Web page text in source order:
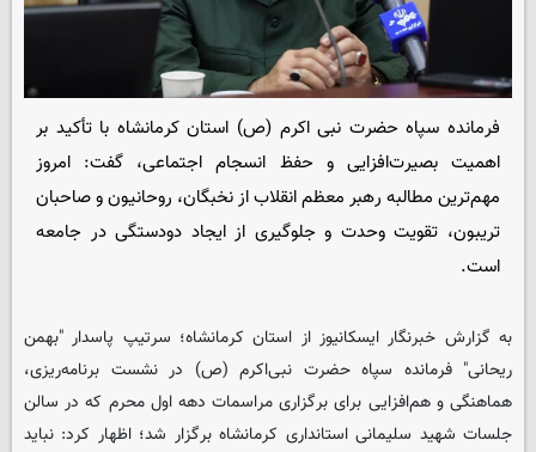
فرمانده سپاه حضرت نبی اکرم (ص) استان کرمانشاه با تأکید بر
اهمیت بصیرت‌افزایی و حفظ انسجام اجتماعی، گفت: امروز
مهم‌ترین مطالبه رهبر معظم انقلاب از نخبگان، روحانیون و صاحبان
تریبون، تقویت وحدت و جلوگیری از ایجاد دودستگی در جامعه
است.
به گزارش خبرنگار ایسکانیوز از استان کرمانشاه؛ سرتیپ پاسدار "بهمن
ریحانی" فرمانده سپاه حضرت نبی‌اکرم (ص) در نشست برنامه‌ریزی،
هماهنگی و هم‌افزایی برای برگزاری مراسمات دهه اول محرم که در سالن
جلسات شهید سلیمانی استانداری کرمانشاه برگزار شد؛ اظهار کرد: نباید